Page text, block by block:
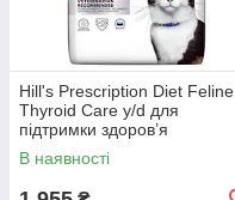
Hill's Prescription Diet Feline
Thyroid Care y/d для
підтримки здоров’я
щитоподібної залози 3 кг
В наявності